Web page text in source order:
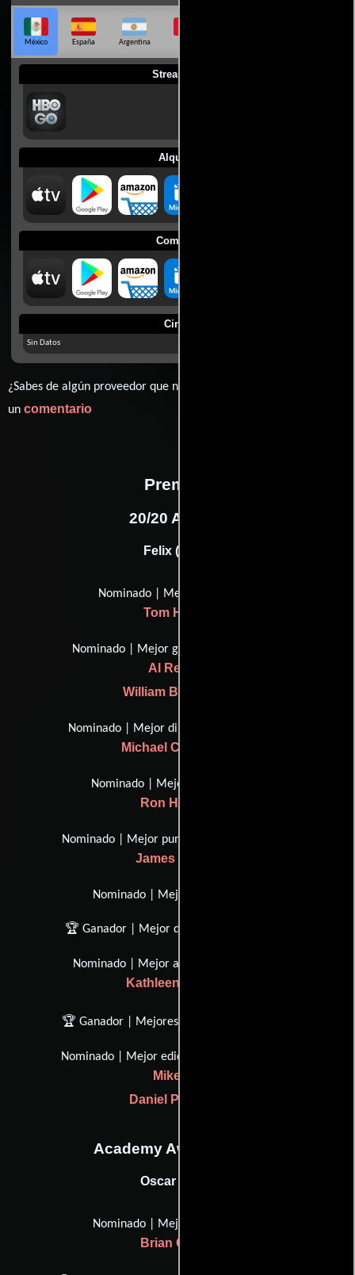
México España Argentina
Streaming
Alquilar
Comprar
Cines
Sin Datos
¿Sabes de algún proveedor que no estamos mostrando? déjanos
un comentario
Premios
20/20 Awards
Felix (2016)
Nominado | Mejor Actor
Tom Hanks
Nominado | Mejor guión adaptado
Al Reinert
William Broyles Jr.
Nominado | Mejor dirección de arte
Michael Corenblith
Nominado | Mejor director
Ron Howard
Nominado | Mejor puntuación original
James Horner
Nominado | Mejor imagen
🏆 Ganador | Mejor diseño de sonido
Nominado | Mejor actriz de apoyo
Kathleen Quinlan
🏆 Ganador | Mejores efectos visuales
Nominado | Mejor edición de películas
Mike Hill
Daniel P. Hanley
Academy Awards, USA
Oscar (1996)
Nominado | Mejor imagen
Brian Grazer